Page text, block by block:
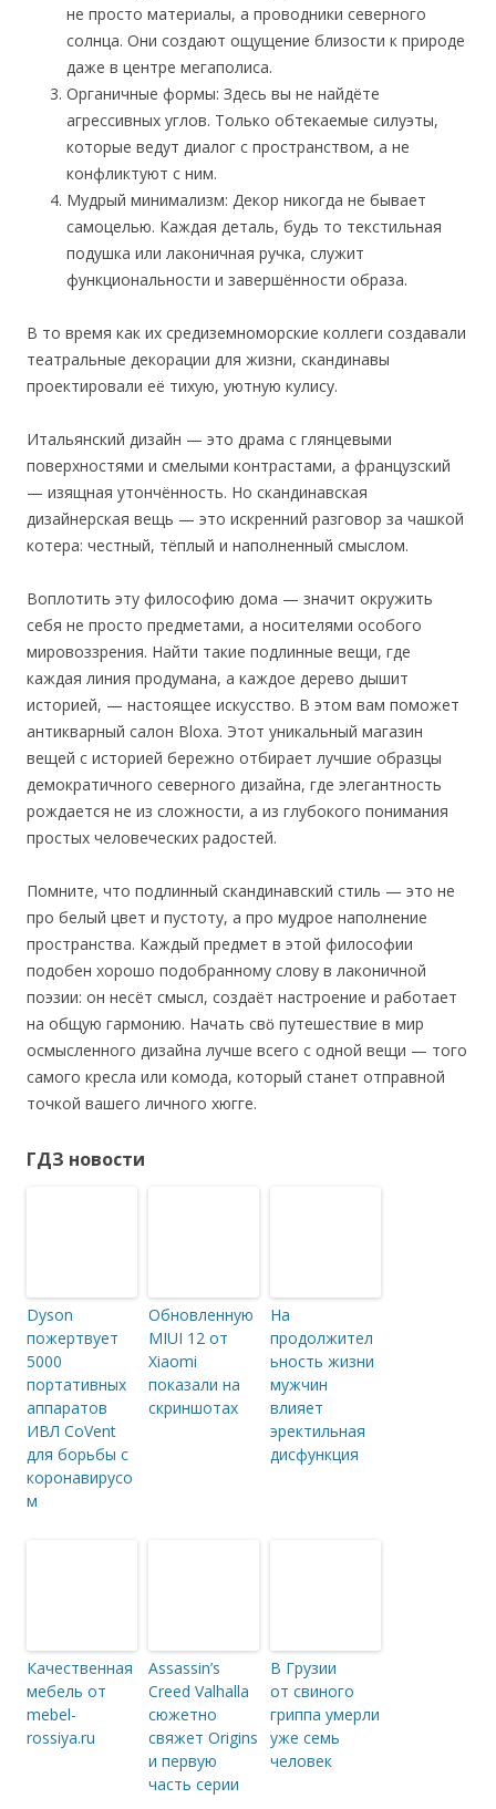
не просто материалы, а проводники северного
солнца. Они создают ощущение близости к природе
даже в центре мегаполиса.
Органичные формы: Здесь вы не найдёте
агрессивных углов. Только обтекаемые силуэты,
которые ведут диалог с пространством, а не
конфликтуют с ним.
Мудрый минимализм: Декор никогда не бывает
самоцелью. Каждая деталь, будь то текстильная
подушка или лаконичная ручка, служит
функциональности и завершённости образа.
В то время как их средиземноморские коллеги создавали
театральные декорации для жизни, скандинавы
проектировали её тихую, уютную кулису.
Итальянский дизайн — это драма с глянцевыми
поверхностями и смелыми контрастами, а французский
— изящная утончённость. Но скандинавская
дизайнерская вещь — это искренний разговор за чашкой
котера: честный, тёплый и наполненный смыслом.
Воплотить эту философию дома — значит окружить
себя не просто предметами, а носителями особого
мировоззрения. Найти такие подлинные вещи, где
каждая линия продумана, а каждое дерево дышит
историей, — настоящее искусство. В этом вам поможет
антикварный салон Bloxa. Этот уникальный магазин
вещей с историей бережно отбирает лучшие образцы
демократичного северного дизайна, где элегантность
рождается не из сложности, а из глубокого понимания
простых человеческих радостей.
Помните, что подлинный скандинавский стиль — это не
про белый цвет и пустоту, а про мудрое наполнение
пространства. Каждый предмет в этой философии
подобен хорошо подобранному слову в лаконичной
поэзии: он несёт смысл, создаёт настроение и работает
на общую гармонию. Начать свӧ путешествие в мир
осмысленного дизайна лучше всего с одной вещи — того
самого кресла или комода, который станет отправной
точкой вашего личного хюгге.
ГДЗ новости
Dyson
пожертвует
5000
портативных
аппаратов
ИВЛ CoVent
для борьбы с
коронавирусо
м
Обновленную
MIUI 12 от
Xiaomi
показали на
скриншотах
На
продолжител
ьность жизни
мужчин
влияет
эректильная
дисфункция
Качественная
мебель от
mebel-
rossiya.ru
Assassin’s
Creed Valhalla
сюжетно
свяжет Origins
и первую
часть серии
В Грузии
от свиного
гриппа умерли
уже семь
человек